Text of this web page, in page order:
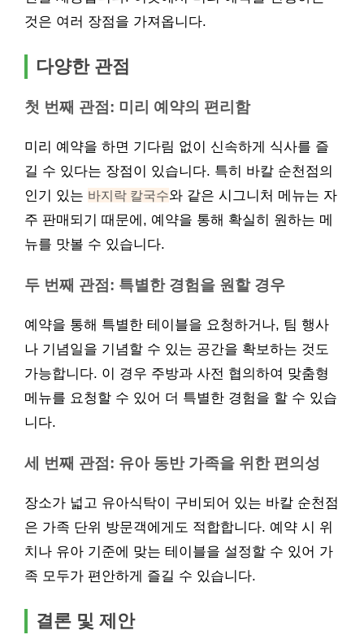
것은 여러 장점을 가져옵니다.
다양한 관점
첫 번째 관점: 미리 예약의 편리함
미리 예약을 하면 기다림 없이 신속하게 식사를 즐
길 수 있다는 장점이 있습니다. 특히 바칼 순천점의
인기 있는 바지락 칼국수와 같은 시그니처 메뉴는 자
주 판매되기 때문에, 예약을 통해 확실히 원하는 메
뉴를 맛볼 수 있습니다.
두 번째 관점: 특별한 경험을 원할 경우
예약을 통해 특별한 테이블을 요청하거나, 팀 행사
나 기념일을 기념할 수 있는 공간을 확보하는 것도
가능합니다. 이 경우 주방과 사전 협의하여 맞춤형
메뉴를 요청할 수 있어 더 특별한 경험을 할 수 있습
니다.
세 번째 관점: 유아 동반 가족을 위한 편의성
장소가 넓고 유아식탁이 구비되어 있는 바칼 순천점
은 가족 단위 방문객에게도 적합합니다. 예약 시 위
치나 유아 기준에 맞는 테이블을 설정할 수 있어 가
족 모두가 편안하게 즐길 수 있습니다.
결론 및 제안